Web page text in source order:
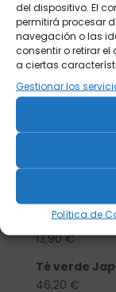
del dispositivo. El
permitirá procesar
navegación o las
consentir o retirar
a ciertas
Gestionar los
Política de
Productos
Tisanera
porcelana
13,90€
Té verde
46,20 €